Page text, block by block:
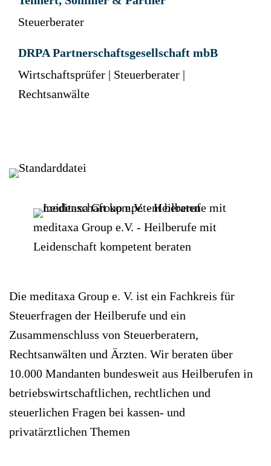
Steuerberater
DRPA Partnerschaftsgesellschaft mbB
Wirtschaftsprüfer | Steuerberater |
Rechtsanwälte
meditaxa Group e.V. - Heilberufe mit
Leidenschaft kompetent beraten
Die meditaxa Group e. V. ist ein Fachkreis für
Steuerfragen der Heilberufe und ein
Zusammenschluss von Steuerberatern,
Rechtsanwälten und Ärzten. Wir beraten über
10.000 Mandanten bundesweit aus Heilberufen in
betriebswirtschaftlichen, rechtlichen und
steuerlichen Fragen bei kassen- und
privatärztlichen Themen